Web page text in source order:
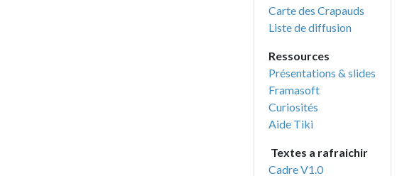
Carte des Crapauds
Liste de diffusion
Ressources
Présentations & slides
Framasoft
Curiosités
Textes a rafraichir
Cadre V1.0